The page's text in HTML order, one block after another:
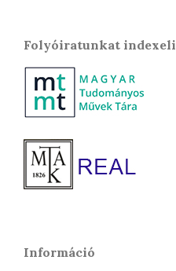
Folyóiratunkat indexeli
Információ